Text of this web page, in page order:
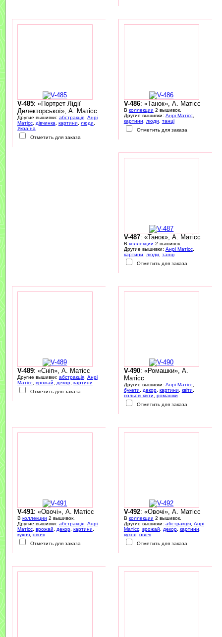
V-485: «Портрет Лідії
Делекторської», А. Матісс
Другие вышивки: абстракція, Анрі
Матісс, дівчинка картини люди
Україна
Отметить для заказа
V-486: «Танок», А. Матісс
В коллекции 2 вышивок.
Другие вышивки: Анрі Матісс,
картини
люди
танці
Отметить для заказа
V-487: «Танок», А. Матісс
В коллекции 2 вышивок.
Другие вышивки: Анрі Матісс,
картини
люди
танці
Отметить для заказа
V-489: «Сніп», А. Матісс
Другие вышивки: абстракція, Анрі
Матісс, врожай декор, картини
Отметить для заказа
V-490: «Ромашки», А.
Матісс
Другие вышивки: Анрі Матісс,
букети
декор, картини квіти
польові квіти
ромашки
Отметить для заказа
V-491: «Овочі», А. Матісс
В коллекции 2 вышивок.
Другие вышивки: абстракція, Анрі
Матісс, врожай декор, картини
кухня, овочі
Отметить для заказа
V-492: «Овочі», А. Матісс
В коллекции 2 вышивок.
Другие вышивки: абстракція, Анрі
Матісс, врожай декор, картини
кухня, овочі
Отметить для заказа